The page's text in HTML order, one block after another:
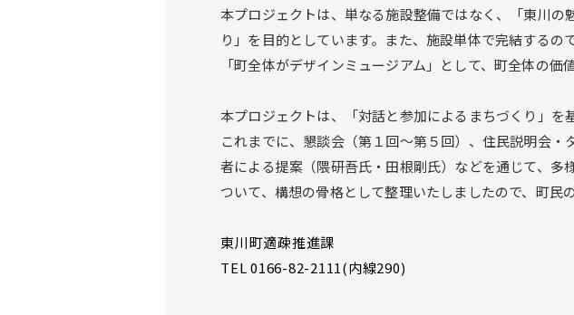
本プロジェクトは、単なる施設整備ではなく、「東川
り」を目的としています。また、施設単体で完結するの
「町全体がデザインミュージアム」として、町全体の価
本プロジェクトは、「対話と参加によるまちづくり」を
これまでに、懇談会（第１回～第５回）、住民説明会
者による提案（隈研吾氏・田根剛氏）などを通じて、
ついて、構想の骨格として整理いたしましたので、町民
東川町適疎推進課
TEL 0166-82-2111(内線290)